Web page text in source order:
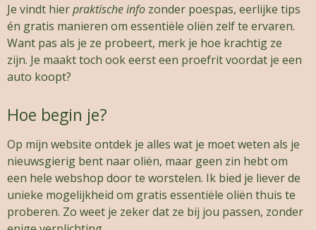
Je vindt hierpraktische info zonder poespas, eerlijke tips
én gratis manieren om essentiële oliën zelf te ervaren.
Want pas als je ze probeert, merk je hoe krachtig ze
zijn. Je maakt toch ook eerst een proefrit voordat je een
auto koopt?
Hoe begin je?
Op mijn website ontdek je alles wat je moet weten als je
nieuwsgierig bent naar oliën, maar geen zin hebt om
een hele webshop door te worstelen. Ik bied je liever de
unieke mogelijkheid om gratis essentiële oliën thuis te
proberen. Zo weet je zeker dat ze bij jou passen, zonder